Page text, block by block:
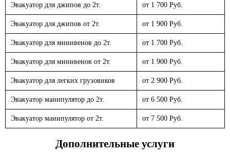
Эвакуатор для джипов до 2т. от 1 700 Руб.
Эвакуатор для джипов от 2т. от 1 900 Руб.
Эвакуатор для минивенов до 2т. от 1 700 Руб.
Эвакуатор для минивенов от 2т. от 1 900 Руб.
Эвакуатор для легких грузовиков от 2 900 Руб.
Эвакуатор манипулятор до 2т. от 6 500 Руб.
Эвакуатор манипулятор от 2т. от 7 500 Руб.
Дополнительные услуги